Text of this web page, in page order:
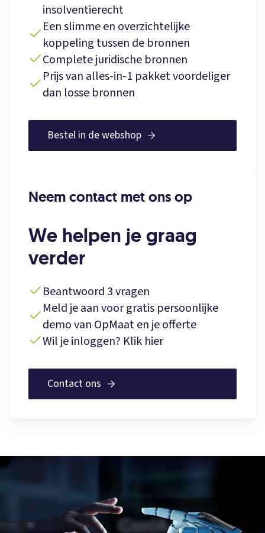
insolventierecht
Een slimme en overzichtelijke
koppeling tussen de bronnen
Complete juridische bronnen
Prijs van alles-in-1 pakket voordeliger
dan losse bronnen
Bestel in de webshop
Neem contact met ons op
We helpen je graag
verder
Beantwoord 3 vragen
Meld je aan voor gratis persoonlijke
demo van OpMaat en je offerte
Wil je inloggen? Klik hier
Contact ons